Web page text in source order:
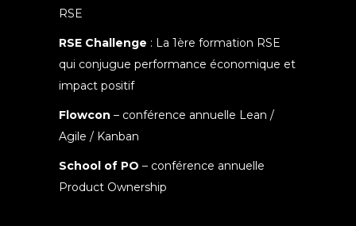
RSE
RSE Challenge : La 1ère formation RSE
qui conjugue performance économique et
impact positif
Flowcon – conférence annuelle Lean /
Agile / Kanban
School of PO – conférence annuelle
Product Ownership